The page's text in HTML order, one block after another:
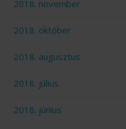
2018. november
2018. október
2018. augusztus
2018. július
2018. június